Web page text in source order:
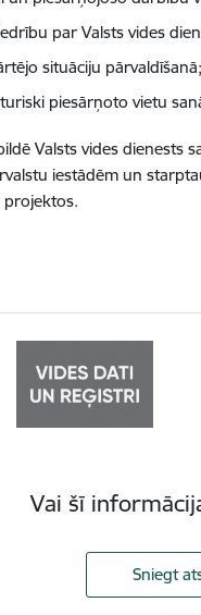
par Valsts vides
situāciju pārvaldīšanā;
piesārņoto vietu
Valsts vides dienests
iestādēm un
Vai šī
Sniegt